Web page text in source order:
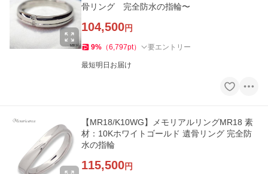
骨リング 完全防水の指輪〜
104,500円
9% （6,797pt） 要エントリー
最短明日お届け
【MR18/K10WG】メモリアルリングMR18 素
材：10Kホワイトゴールド 遺骨リング 完全防
水の指輪
115,500円